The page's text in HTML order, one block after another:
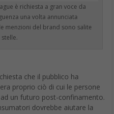
menzioni del brand sono salite
stelle.
proprio ciò di cui le persone
un futuro post-confinamento.
dovrebbe aiutare la
a venire.